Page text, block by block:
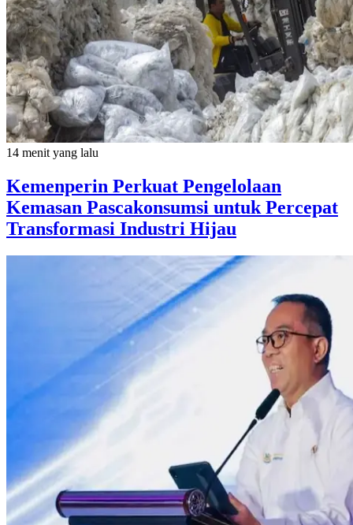
14 menit yang lalu
Kemenperin Perkuat Pengelolaan
Kemasan Pascakonsumsi untuk Percepat
Transformasi Industri Hijau